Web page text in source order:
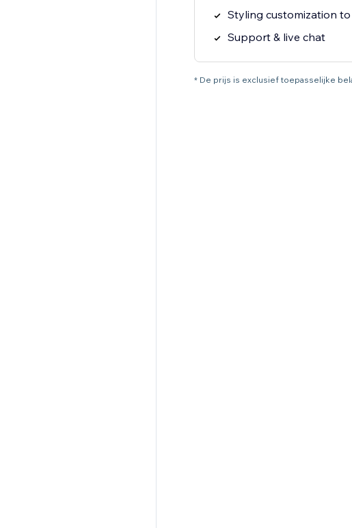
Styling customization
Support & live chat
* De prijs is exclusief toepasselijke